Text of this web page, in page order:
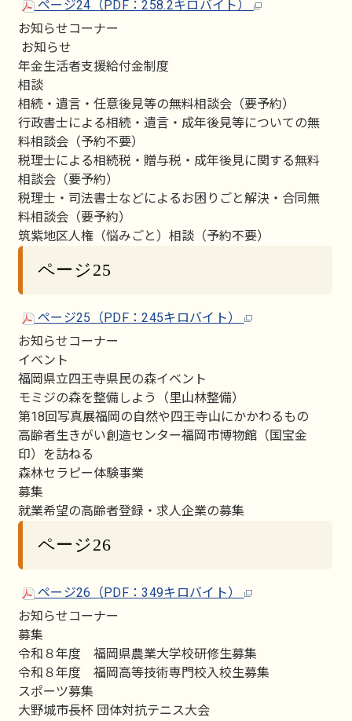
ページ24（PDF：258.2キロバイト）
お知らせコーナー
お知らせ
年金生活者支援給付金制度
相談
相続・遺言・任意後見等の無料相談会（要予約）
行政書士による相続・遺言・成年後見等についての無
料相談会（予約不要）
税理士による相続税・贈与税・成年後見に関する無料
相談会（要予約）
税理士・司法書士などによるお困りごと解決・合同無
料相談会（要予約）
筑紫地区人権（悩みごと）相談（予約不要）
ページ25
ページ25（PDF：245キロバイト）
お知らせコーナー
イベント
福岡県立四王寺県民の森イベント
モミジの森を整備しよう（里山林整備）
第18回写真展福岡の自然や四王寺山にかかわるもの
高齢者生きがい創造センター福岡市博物館（国宝金
印）を訪ねる
森林セラピー体験事業
募集
就業希望の高齢者登録・求人企業の募集
ページ26
ページ26（PDF：349キロバイト）
お知らせコーナー
募集
令和８年度 福岡県農業大学校研修生募集
令和８年度 福岡高等技術専門校入校生募集
スポーツ募集
大野城市長杯 団体対抗テニス大会